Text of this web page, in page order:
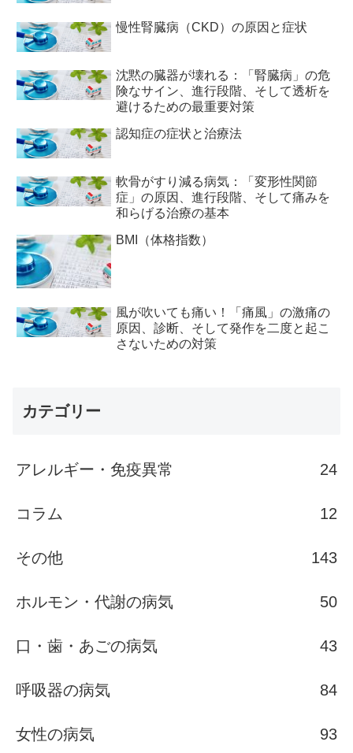
慢性腎臓病（CKD）の原因と症状
沈黙の臓器が壊れる：「腎臓病」の危
険なサイン、進行段階、そして透析を
避けるための最重要対策
認知症の症状と治療法
軟骨がすり減る病気：「変形性関節
症」の原因、進行段階、そして痛みを
和らげる治療の基本
BMI（体格指数）
風が吹いても痛い！「痛風」の激痛の
原因、診断、そして発作を二度と起こ
さないための対策
カテゴリー
アレルギー・免疫異常 24
コラム 12
その他 143
ホルモン・代謝の病気 50
口・歯・あごの病気 43
呼吸器の病気 84
女性の病気 93